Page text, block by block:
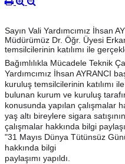
Sayın Vali Yardımcımız İhsan
Müdürümüz Dr. Öğr. Üyesi
temsilcilerinin katılımı ile
Bağımlılıkla Mücadele Teknik
Yardımcımız İhsan AYRANCI
kuruluş temsilcilerinin katılımı
bulunan kurum ve kuruluş
konusunda yapılan çalışmalar
yaş altı bireylere sigara
çalışmalar hakkında bilgi
"31 Mayıs Dünya Tütünsüz
hakkında bilgi
paylaşımı yapıldı.